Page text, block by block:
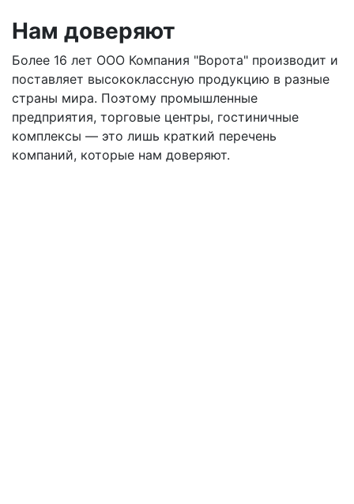
Нам доверяют
Более 16 лет ООО Компания "Ворота" производит и
поставляет высококлассную продукцию в разные
страны мира. Поэтому промышленные
предприятия, торговые центры, гостиничные
комплексы — это лишь краткий перечень
компаний, которые нам доверяют.